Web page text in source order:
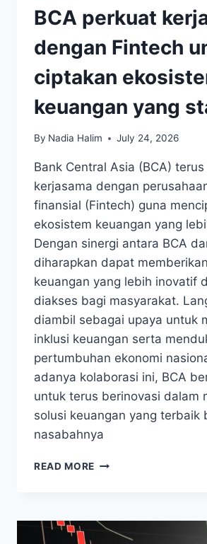
BCA perkuat
dengan Fintech
ciptakan
keuangan yang
By Nadia Halim July 24, 2026
Bank Central Asia (BCA)
kerjasama dengan
finansial (Fintech) guna
ekosistem keuangan yang
Dengan sinergi antara BCA
diharapkan dapat
keuangan yang lebih inovatif
diakses bagi masyarakat.
diambil sebagai upaya untuk
inklusi keuangan serta
pertumbuhan ekonomi
adanya kolaborasi ini, BCA
untuk terus berinovasi dalam
solusi keuangan yang terbaik
nasabahnya
READ MORE BCA
FINTECH
UNTUK